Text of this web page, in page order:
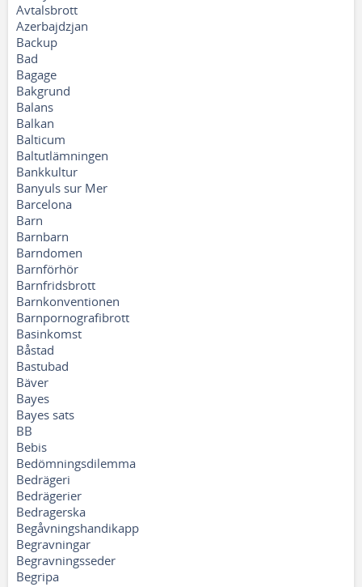
Avtalsbrott
Azerbajdzjan
Backup
Bad
Bagage
Bakgrund
Balans
Balkan
Balticum
Baltutlämningen
Bankkultur
Banyuls sur Mer
Barcelona
Barn
Barnbarn
Barndomen
Barnförhör
Barnfridsbrott
Barnkonventionen
Barnpornografibrott
Basinkomst
Båstad
Bastubad
Bäver
Bayes
Bayes sats
BB
Bebis
Bedömningsdilemma
Bedrägeri
Bedrägerier
Bedragerska
Begåvningshandikapp
Begravningar
Begravningsseder
Begripa